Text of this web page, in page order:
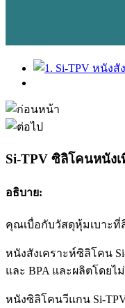
Si-TPV ซิลิโคนหนัง
อธิบาย:
คุณเบื่อกับวัสดุหุ้มเบาะที่
หนังสังเคราะห์ซิลิโคน
และ BPA และผลิตโดย
หนังซิลิโคนวีแกน Si-